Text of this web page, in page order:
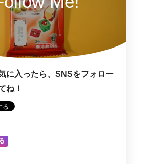
に入ったら、SNSをフォロー
ね！